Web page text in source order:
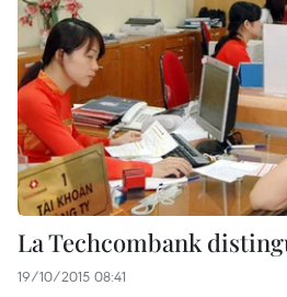
La Techcombank
19/10/2015 08:41